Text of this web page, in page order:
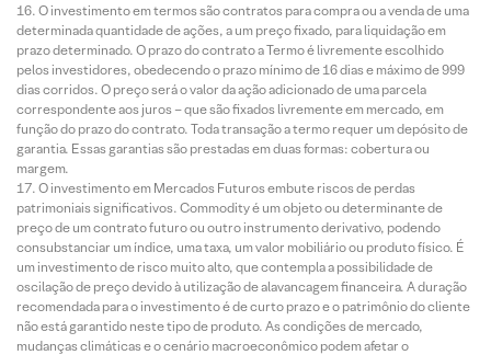
O investimento em termos são contratos para compra ou a venda de uma
determinada quantidade de ações, a um preço fixado, para liquidação em
prazo determinado. O prazo do contrato a Termo é livremente escolhido
pelos investidores, obedecendo o prazo mínimo de 16 dias e máximo de 999
dias corridos. O preço será o valor da ação adicionado de uma parcela
correspondente aos juros – que são fixados livremente em mercado, em
função do prazo do contrato. Toda transação a termo requer um depósito de
garantia. Essas garantias são prestadas em duas formas: cobertura ou
margem.
O investimento em Mercados Futuros embute riscos de perdas
patrimoniais significativos. Commodity é um objeto ou determinante de
preço de um contrato futuro ou outro instrumento derivativo, podendo
consubstanciar um índice, uma taxa, um valor mobiliário ou produto físico. É
um investimento de risco muito alto, que contempla a possibilidade de
oscilação de preço devido à utilização de alavancagem financeira. A duração
recomendada para o investimento é de curto prazo e o patrimônio do cliente
não está garantido neste tipo de produto. As condições de mercado,
mudanças climáticas e o cenário macroeconômico podem afetar o